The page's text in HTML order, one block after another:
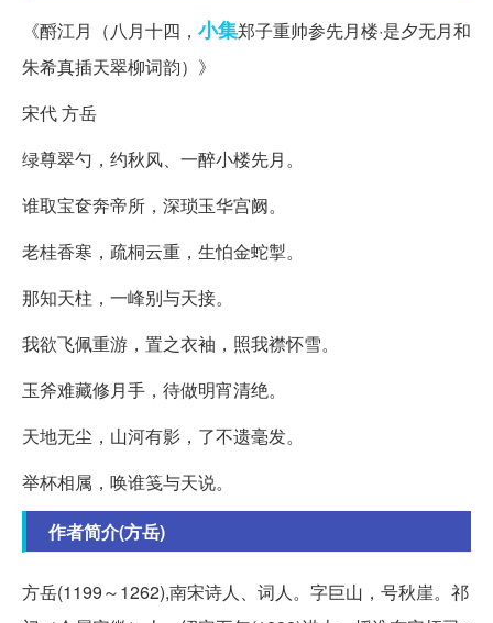
《酹江月（八月十四， 小集郑子重帅参先月楼·是夕无月和
朱希真插天翠柳词韵）》
宋代 方岳
绿尊翠勺，约秋风、一醉小楼先月。
谁取宝奁奔帝所，深琐玉华宫阙。
老桂香寒，疏桐云重，生怕金蛇掣。
那知天柱，一峰别与天接。
我欲飞佩重游，置之衣袖，照我襟怀雪。
玉斧难藏修月手，待做明宵清绝。
天地无尘，山河有影，了不遗毫发。
举杯相属，唤谁笺与天说。
作者简介(方岳)
方岳(1199～1262),南宋诗人、词人。字巨山，号秋崖。祁